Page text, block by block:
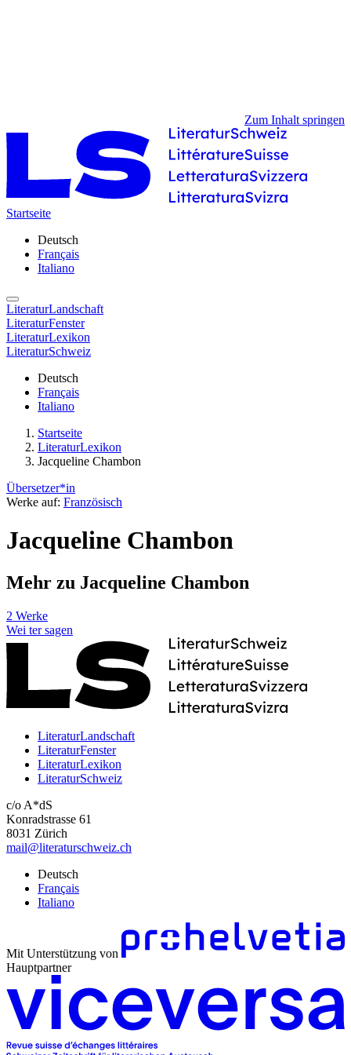
Zum Inhalt springen
Startseite
Deutsch
Français
Italiano
LiteraturLandschaft
LiteraturFenster
LiteraturLexikon
LiteraturSchweiz
Deutsch
Français
Italiano
Startseite
LiteraturLexikon
Jacqueline Chambon
Übersetzer*in
Werke auf: Französisch
Jacqueline Chambon
Mehr zu Jacqueline Chambon
2 Werke
Wei ter sagen
LiteraturLandschaft
LiteraturFenster
LiteraturLexikon
LiteraturSchweiz
c/o A*dS
Konradstrasse 61
8031 Zürich
mail@literaturschweiz.ch
Deutsch
Français
Italiano
Mit Unterstützung von
Hauptpartner